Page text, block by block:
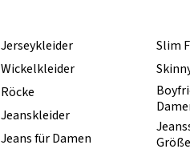
Jerseykleider
Wickelkleider
Röcke
Jeanskleider
Jeans für Damen
Slim